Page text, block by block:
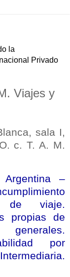
la
Privado
Viajes y
sala I,
c. T. A. M.
–
de viaje.
propias de
generales.
por